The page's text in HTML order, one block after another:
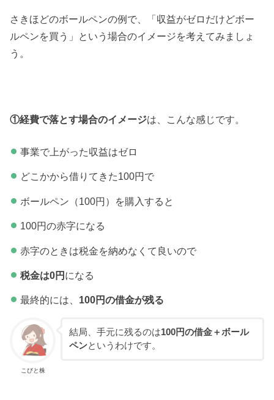
さきほどのボールペンの例で、「収益がゼロだけどボー
ルペンを買う」という場合のイメージを考えてみましょ
う。
①経費で落とす場合のイメージは、こんな感じです。
事業で上がった収益はゼロ
どこかから借りてきた100円で
ボールペン（100円）を購入すると
100円の赤字になる
赤字のときは税金を納めなくて良いので
税金は0円 になる
最終的には、 100円の借金が残る
こびと株
結局、手元に残るのは100円の借金＋ボール
ペンというわけです。